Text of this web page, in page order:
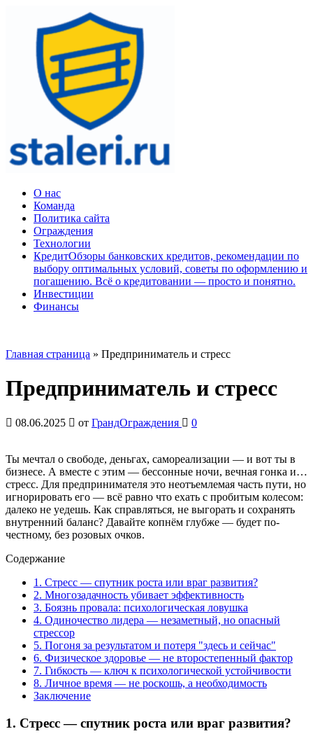
содержимому
Эксперт в ограждениях из нержавеющей стали
О нас
Команда
Политика сайта
Ограждения
Технологии
КредитОбзоры банковских кредитов, рекомендации по
выбору оптимальных условий, советы по оформлению и
погашению. Всё о кредитовании — просто и понятно.
Инвестиции
Финансы
Главная страница » Предприниматель и стресс
Предприниматель и стресс
08.06.2025 от ГрандОграждения 0
Ты мечтал о свободе, деньгах, самореализации — и вот ты в
бизнесе. А вместе с этим — бессонные ночи, вечная гонка и…
стресс. Для предпринимателя это неотъемлемая часть пути, но
игнорировать его — всё равно что ехать с пробитым колесом:
далеко не уедешь. Как справляться, не выгорать и сохранять
внутренний баланс? Давайте копнём глубже — будет по-
честному, без розовых очков.
Содержание
1. Стресс — спутник роста или враг развития?
2. Многозадачность убивает эффективность
3. Боязнь провала: психологическая ловушка
4. Одиночество лидера — незаметный, но опасный
стрессор
5. Погоня за результатом и потеря "здесь и сейчас"
6. Физическое здоровье — не второстепенный фактор
7. Гибкость — ключ к психологической устойчивости
8. Личное время — не роскошь, а необходимость
Заключение
1. Стресс — спутник роста или враг развития?